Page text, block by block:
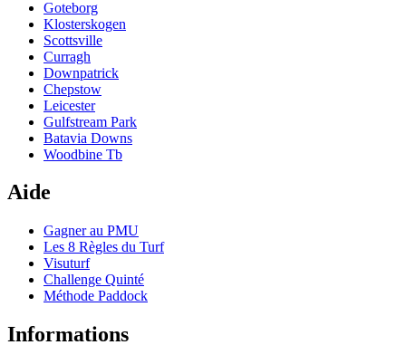
Goteborg
Klosterskogen
Scottsville
Curragh
Downpatrick
Chepstow
Leicester
Gulfstream Park
Batavia Downs
Woodbine Tb
Aide
Gagner au PMU
Les 8 Règles du Turf
Visuturf
Challenge Quinté
Méthode Paddock
Informations